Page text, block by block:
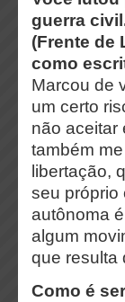
guerra
(Frente de
como
Marcou de
um certo
não aceitar
também
libertação,
seu próprio
autônoma
algum
que resulta
Como é